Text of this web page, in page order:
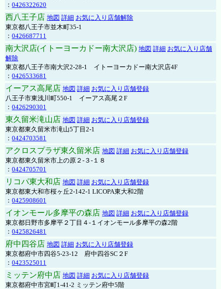
： 0426322620
西八王子店 地図 詳細 お気に入り店舗解除
東京都八王子市並木町35-1
： 0426687711
南大沢店(イトーヨーカドー南大沢店) 地図 詳細 お気に入り店舗
解除
東京都八王子市南大沢2-28-1 イトーヨーカドー南大沢店4F
： 0426533681
イーアス高尾店 地図 詳細 お気に入り店舗登録
八王子市東浅川町550-1 イーアス高尾２F
： 0426290301
東久留米滝山店 地図 詳細 お気に入り店舗登録
東京都東久留米市滝山5丁目2-1
： 0424703581
アクロスプラザ東久留米店 地図 詳細 お気に入り店舗登録
東京都東久留米市上の原２-３-１８
： 0424705701
リコパ東大和店 地図 詳細 お気に入り店舗登録
東京都東大和市桜ヶ丘2-142-1 LICOPA東大和2階
： 0425908601
イオンモール多摩平の森店 地図 詳細 お気に入り店舗登録
東京都日野市多摩平２丁目４-１イオンモール多摩平の森2階
： 0425826481
府中四谷店 地図 詳細 お気に入り店舗登録
東京都府中市四谷5-23-12 府中四谷SC２F
： 0423525011
ミッテン府中店 地図 詳細 お気に入り店舗登録
東京都府中市宮町1-41-2 ミッテン府中5階